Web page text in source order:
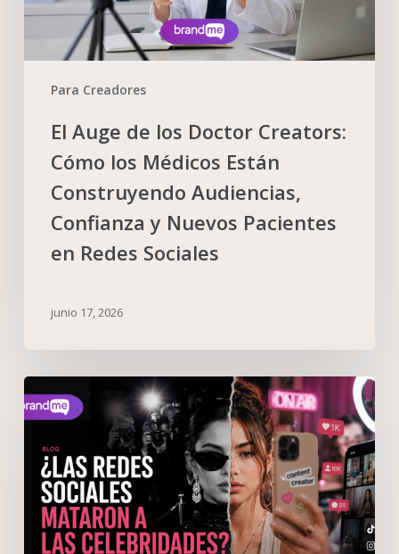
Para Creadores
El Auge de los Doctor Creators:
Cómo los Médicos Están
Construyendo Audiencias,
Confianza y Nuevos Pacientes
en Redes Sociales
junio 17, 2026